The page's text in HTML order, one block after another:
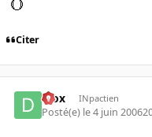
Citer
diox INpactien
Posté(e) le 4 juin 2006